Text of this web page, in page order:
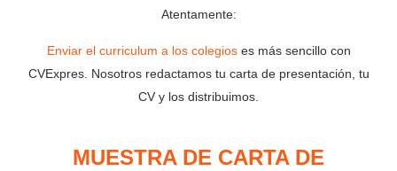
Atentamente:
Enviar el curriculum a los colegioses más sencillo con
CVExpres. Nosotros redactamos tu carta de presentación, tu
CV y los distribuimos.
MUESTRA DE CARTA DE